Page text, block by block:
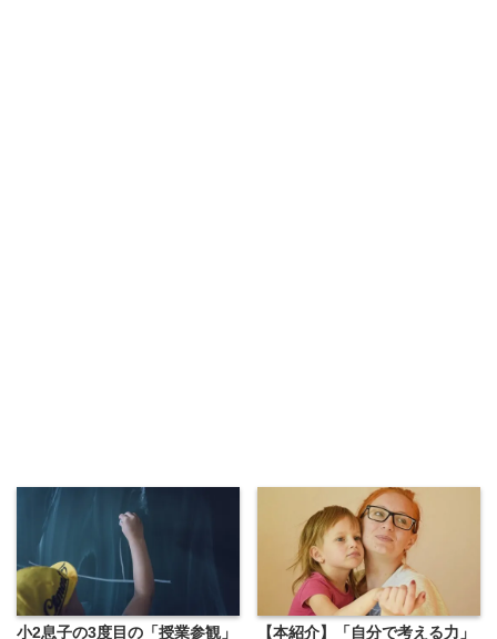
小2息子の3度目の「授業参観」
【本紹介】「自分で考える力」